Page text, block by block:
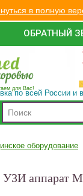
ОБРАТНЫЙ
для Вас!
по всей России и
оборудование
УЗИ аппарат
в полную